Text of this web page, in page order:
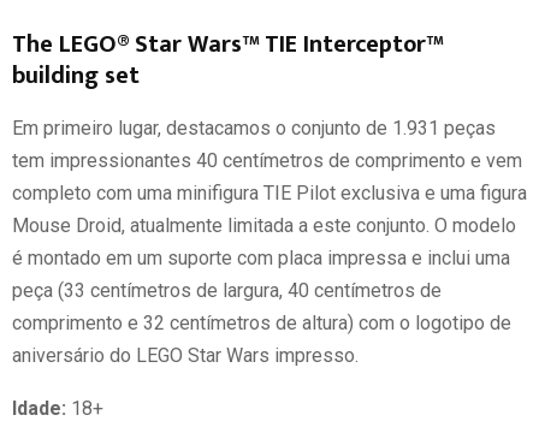
The LEGO® Star Wars™ TIE Interceptor™
building set
Em primeiro lugar, destacamos o conjunto de 1.931 peças
tem impressionantes 40 centímetros de comprimento e vem
completo com uma minifigura TIE Pilot exclusiva e uma figura
Mouse Droid, atualmente limitada a este conjunto. O modelo
é montado em um suporte com placa impressa e inclui uma
peça (33 centímetros de largura, 40 centímetros de
comprimento e 32 centímetros de altura) com o logotipo de
aniversário do LEGO Star Wars impresso.
Idade: 18+